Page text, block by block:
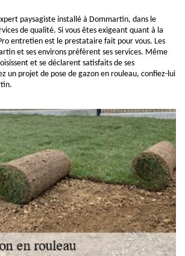
paysagiste installé à Dommartin, dans le
de qualité. Si vous êtes exigeant quant à la
entretien est le prestataire fait pour vous. Les
et ses environs préfèrent ses services. Même
et se déclarent satisfaits de ses
un projet de pose de gazon en rouleau, confiez-lui